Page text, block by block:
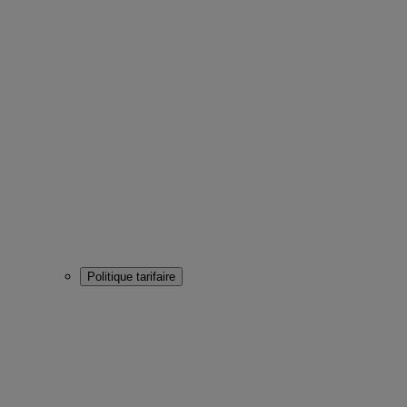
Politique tarifaire